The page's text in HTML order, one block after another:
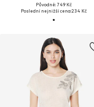
Původně: 749 Kč
Poslední nejnižší cena:234 Kč